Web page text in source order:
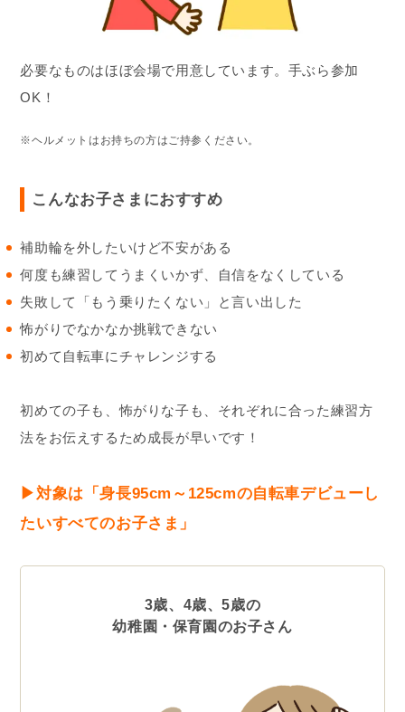
必要なものはほぼ会場で用意しています。手ぶら参加
OK！
※ヘルメットはお持ちの方はご持参ください。
こんなお子さまにおすすめ
補助輪を外したいけど不安がある
何度も練習してうまくいかず、自信をなくしている
失敗して「もう乗りたくない」と言い出した
怖がりでなかなか挑戦できない
初めて自転車にチャレンジする
初めての子も、怖がりな子も、それぞれに合った練習方
法をお伝えするため成長が早いです！
▶︎対象は「身長95cm～125cmの自転車デビューし
たいすべてのお子さま」
3歳、4歳、5歳の
幼稚園・保育園のお子さん